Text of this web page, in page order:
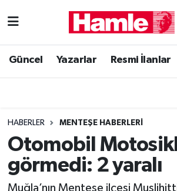
Güncel Yazarlar Resmi İlanlar
HABERLER MENTEŞE HABERLERI
Otomobil
görmedi: 2 yaralı
Muğla’nın Menteşe ilçesi
Güncel
Magazin
Muğla Haber
Muğla Nöbetçi Eczaneler
Muğla Trafik Yoğunluk Haritası
Süper Lig Puan Durumu ve